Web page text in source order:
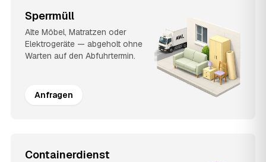
Sperrmüll
Alte Möbel, Matratzen oder
Elektrogeräte — abgeholt ohne
Warten auf den Abfuhrtermin.
Anfragen
Containerdienst